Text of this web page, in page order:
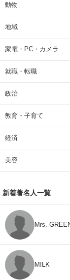
動物
地域
家電・PC・カメラ
就職・転職
政治
教育・子育て
経済
美容
新着著名人一覧
Mrs.
M!LK